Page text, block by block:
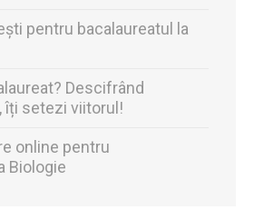
pentru bacalaureatul la
Descifrând
îți setezi viitorul!
online pentru
Biologie